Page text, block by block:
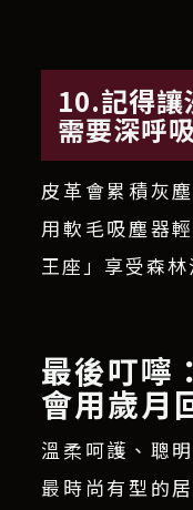
10.記得
需要深呼
皮革會累積灰
用軟毛吸塵器
王座」享受森林
最後叮嚀
會用歲月
溫柔呵護、聰
最時尚有型的